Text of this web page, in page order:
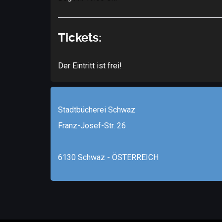
Tickets:
Der Eintritt ist frei!
Stadtbücherei Schwaz
Franz-Josef-Str. 26
6130 Schwaz - ÖSTERREICH